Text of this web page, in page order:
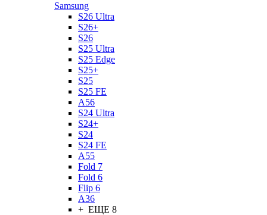
Samsung
S26 Ultra
S26+
S26
S25 Ultra
S25 Edge
S25+
S25
S25 FE
A56
S24 Ultra
S24+
S24
S24 FE
A55
Fold 7
Fold 6
Flip 6
A36
+ ЕЩЕ 8